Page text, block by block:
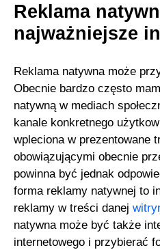
Reklama
najważniejsze
Reklama natywna może
Obecnie bardzo często
natywną w mediach
kanale konkretnego
wpleciona w prezentowane
obowiązującymi obecnie
powinna być jednak
forma reklamy natywnej to
reklamy w treści danej
natywna może być także
internetowego i przybierać